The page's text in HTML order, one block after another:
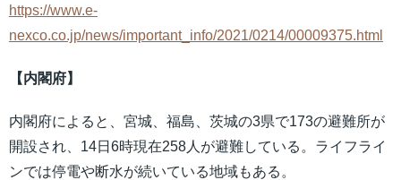
https://www.e-
nexco.co.jp/news/important_info/2021/0214/00009375.html
【内閣府】
内閣府によると、宮城、福島、茨城の3県で173の避難所が
開設され、14日6時現在258人が避難している。ライフライ
ンでは停電や断水が続いている地域もある。